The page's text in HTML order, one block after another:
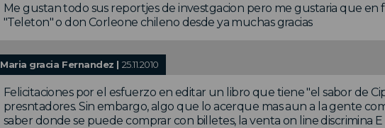
Me gustan todo sus reportjes de investgacion pero me gustaria que
"Teleton" o don Corleone chileno desde ya muchas gracias
Maria gracia Fernandez | 25.11.2010
Felicitaciones por el esfuerzo en editar un libro que tiene "el sabor de
presntadores. Sin embargo, algo que lo acerque mas aun a la gente
saber donde se puede comprar con billetes, la venta on line discrimina E